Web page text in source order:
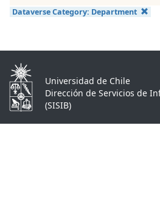
Dataverse Category: Department
Universidad de Chile
Dirección de Servicios de
(SISIB)